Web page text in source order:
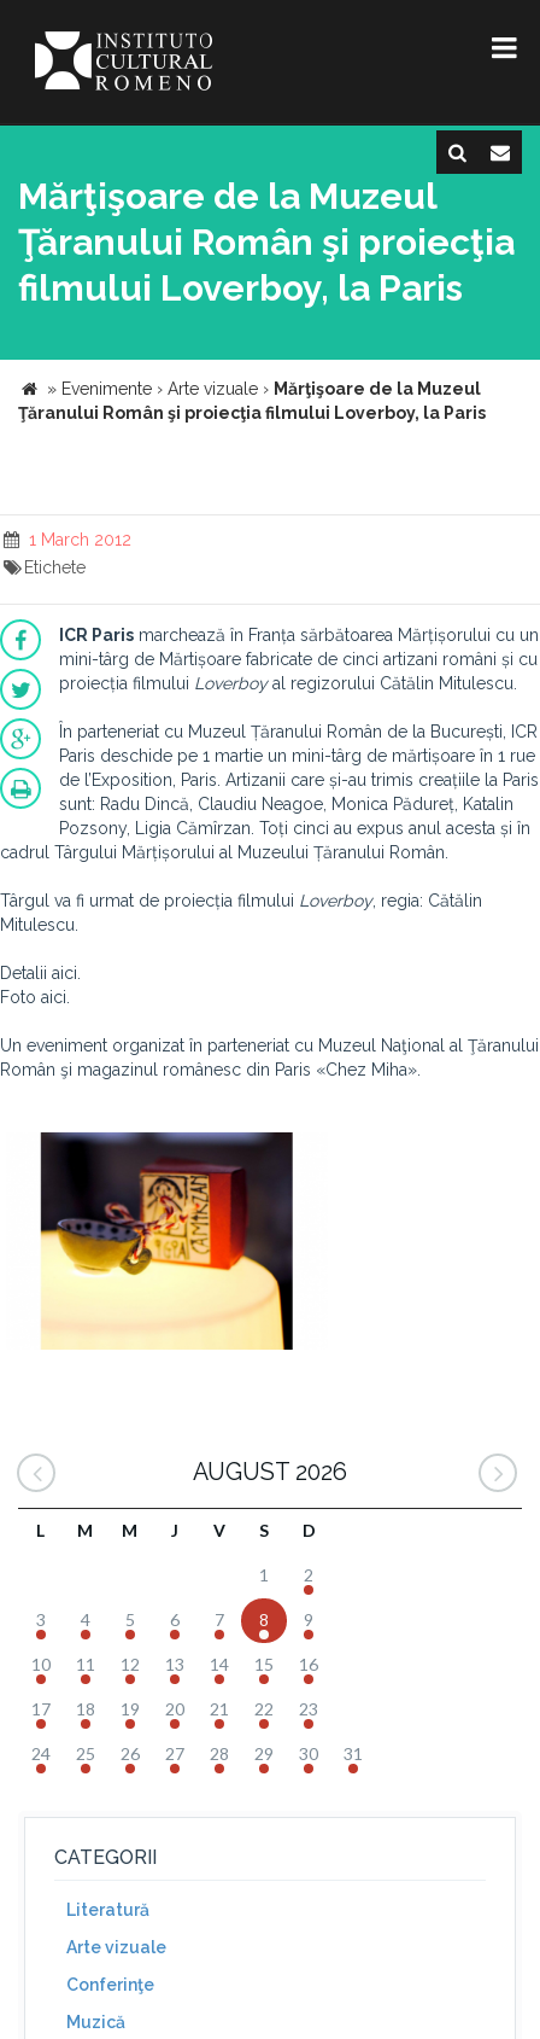
Mărţişoare de la Muzeul
Ţăranului Român şi proiecţia
filmului Loverboy, la Paris
» Evenimente › Arte vizuale › Mărţişoare de la Muzeul
Ţăranului Român şi proiecţia filmului Loverboy, la Paris
1 March 2012
Etichete
ICR Paris marchează în Franța sărbătoarea Mărțișorului cu un
mini-târg de Mărtișoare fabricate de cinci artizani români și cu
proiecția filmului Loverboyal regizorului Cătălin Mitulescu.
În parteneriat cu Muzeul Țăranului Român de la București, ICR
Paris deschide pe 1 martie un mini-târg de mărtișoare în 1 rue
de l’Exposition, Paris. Artizanii care și-au trimis creațiile la Paris
sunt: Radu Dincă, Claudiu Neagoe, Monica Pădureț, Katalin
Pozsony, Ligia Cămîrzan. Toți cinci au expus anul acesta și în
cadrul Târgului Mărțișorului al Muzeului Țăranului Român.
Târgul va fi urmat de proiecția filmului Loverboy, regia: Cătălin
Mitulescu.
Detalii aici.
Foto aici.
Un eveniment organizat în parteneriat cu Muzeul Naţional al Ţăranului
Român şi magazinul românesc din Paris «Chez Miha».
AUGUST 2026
L M M J V S D
1 2
3 4 5 6 7 8 9
10 11 12 13 14 15 16
17 18 19 20 21 22 23
24 25 26 27 28 29 30 31
CATEGORII
Literatură
Arte vizuale
Conferinţe
Muzică